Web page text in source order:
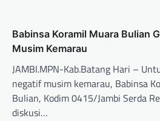
Babinsa Koramil Muara Bulian
Musim Kemarau
JAMBI.MPN-Kab.Batang Hari –
negatif musim kemarau, Babinsa
Bulian, Kodim 0415/Jambi Serda
diskusi…